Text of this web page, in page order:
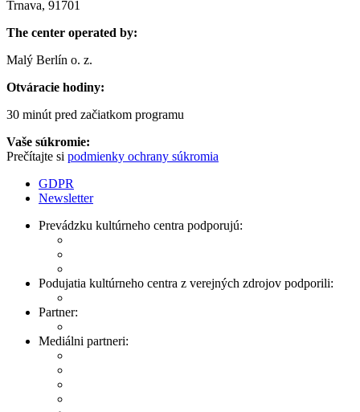
Trnava, 91701
The center operated by:
Malý Berlín o. z.
Otváracie hodiny:
30 minút pred začiatkom programu
Vaše súkromie:
Prečítajte si podmienky ochrany súkromia
GDPR
Newsletter
Prevádzku kultúrneho centra podporujú:
Podujatia kultúrneho centra z verejných zdrojov podporili:
Partner:
Mediálni partneri: